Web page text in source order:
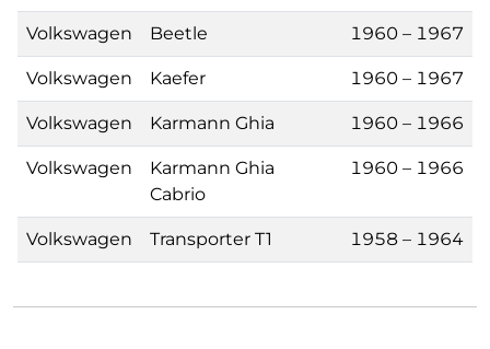
Volkswagen Beetle 1960 – 1967
Volkswagen Kaefer 1960 – 1967
Volkswagen Karmann Ghia 1960 – 1966
Volkswagen
Karmann Ghia
Cabrio
1960 – 1966
Volkswagen Transporter T1 1958 – 1964